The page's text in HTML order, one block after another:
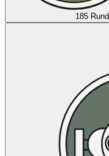
185 Rund